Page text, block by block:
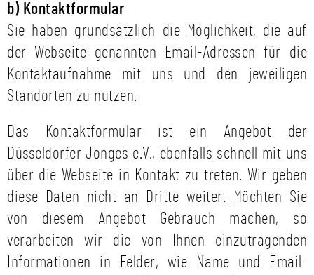
b) Kontaktformular
Sie haben grundsätzlich die Möglichkeit, die auf
der Webseite genannten Email-Adressen für die
Kontaktaufnahme mit uns und den jeweiligen
Standorten zu nutzen.
Das Kontaktformular ist ein Angebot der
Düsseldorfer Jonges e.V., ebenfalls schnell mit uns
über die Webseite in Kontakt zu treten. Wir geben
diese Daten nicht an Dritte weiter. Möchten Sie
von diesem Angebot Gebrauch machen, so
verarbeiten wir die von Ihnen einzutragenden
Informationen in Felder, wie Name und Email-